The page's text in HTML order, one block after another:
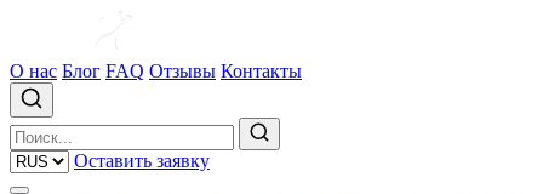
О нас Блог FAQ Отзывы Контакты
Оставить заявку